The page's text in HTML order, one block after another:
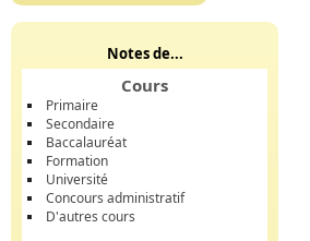
Notes de...
Cours
Primaire
Secondaire
Baccalauréat
Formation
Université
Concours administratif
D'autres cours